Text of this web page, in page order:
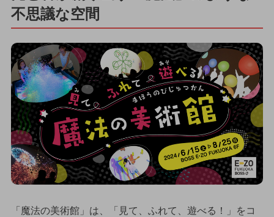
不思議な空間
「魔法の美術館」は、「見て、ふれて、遊べる！」をコ